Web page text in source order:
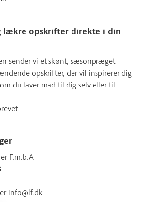
lækre opskrifter direkte i din
sender vi et skønt, sæsonpræget
opskrifter, der vil inspirerer dig
du laver mad til dig selv eller til
F.m.b.A
info@lf.dk